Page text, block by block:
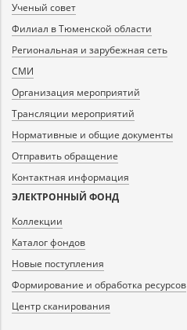
Ученый совет
Филиал в Тюменской области
Региональная и зарубежная сеть
СМИ
Организация мероприятий
Трансляции мероприятий
Нормативные и общие документы
Отправить обращение
Контактная информация
ЭЛЕКТРОННЫЙ ФОНД
Коллекции
Каталог фондов
Новые поступления
Формирование и обработка ресурсов
Центр сканирования